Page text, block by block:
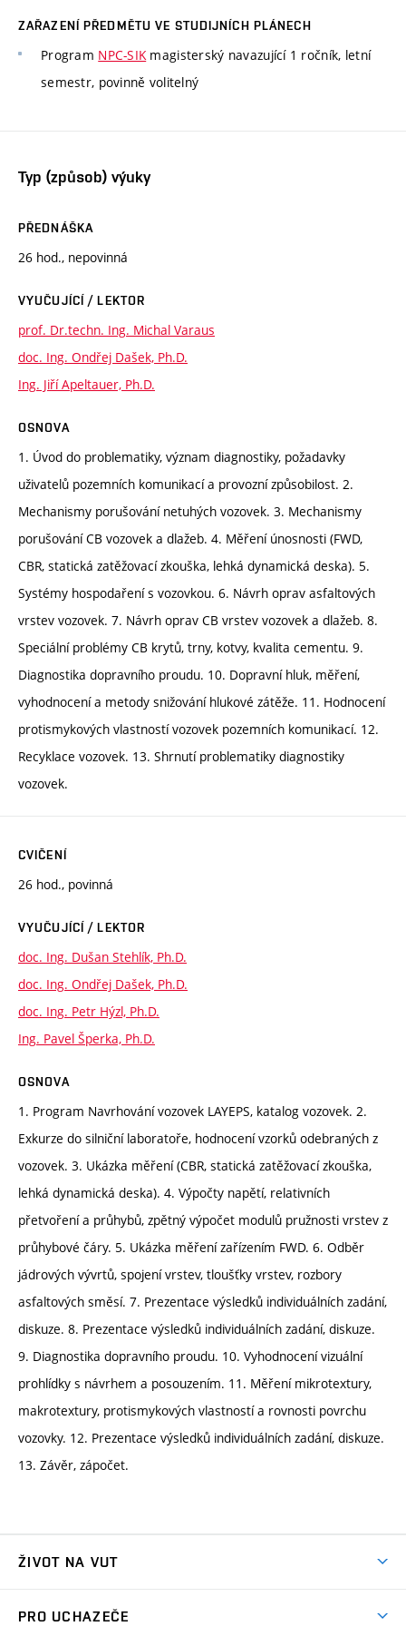
ZAŘAZENÍ PŘEDMĚTU VE STUDIJNÍCH PLÁNECH
Program NPC-SIKmagisterský navazující 1 ročník, letní
semestr, povinně volitelný
Typ (způsob) výuky
PŘEDNÁŠKA
26 hod., nepovinná
VYUČUJÍCÍ / LEKTOR
prof. Dr.techn. Ing. Michal Varaus
doc. Ing. Ondřej Dašek, Ph.D.
Ing. Jiří Apeltauer, Ph.D.
OSNOVA
1. Úvod do problematiky, význam diagnostiky, požadavky
uživatelů pozemních komunikací a provozní způsobilost. 2.
Mechanismy porušování netuhých vozovek. 3. Mechanismy
porušování CB vozovek a dlažeb. 4. Měření únosnosti (FWD,
CBR, statická zatěžovací zkouška, lehká dynamická deska). 5.
Systémy hospodaření s vozovkou. 6. Návrh oprav asfaltových
vrstev vozovek. 7. Návrh oprav CB vrstev vozovek a dlažeb. 8.
Speciální problémy CB krytů, trny, kotvy, kvalita cementu. 9.
Diagnostika dopravního proudu. 10. Dopravní hluk, měření,
vyhodnocení a metody snižování hlukové zátěže. 11. Hodnocení
protismykových vlastností vozovek pozemních komunikací. 12.
Recyklace vozovek. 13. Shrnutí problematiky diagnostiky
vozovek.
CVIČENÍ
26 hod., povinná
VYUČUJÍCÍ / LEKTOR
doc. Ing. Dušan Stehlík, Ph.D.
doc. Ing. Ondřej Dašek, Ph.D.
doc. Ing. Petr Hýzl, Ph.D.
Ing. Pavel Šperka, Ph.D.
OSNOVA
1. Program Navrhování vozovek LAYEPS, katalog vozovek. 2.
Exkurze do silniční laboratoře, hodnocení vzorků odebraných z
vozovek. 3. Ukázka měření (CBR, statická zatěžovací zkouška,
lehká dynamická deska). 4. Výpočty napětí, relativních
přetvoření a průhybů, zpětný výpočet modulů pružnosti vrstev z
průhybové čáry. 5. Ukázka měření zařízením FWD. 6. Odběr
jádrových vývrtů, spojení vrstev, tloušťky vrstev, rozbory
asfaltových směsí. 7. Prezentace výsledků individuálních zadání,
diskuze. 8. Prezentace výsledků individuálních zadání, diskuze.
9. Diagnostika dopravního proudu. 10. Vyhodnocení vizuální
prohlídky s návrhem a posouzením. 11. Měření mikrotextury,
makrotextury, protismykových vlastností a rovnosti povrchu
vozovky. 12. Prezentace výsledků individuálních zadání, diskuze.
13. Závěr, zápočet.
ŽIVOT NA VUT
PRO UCHAZEČE